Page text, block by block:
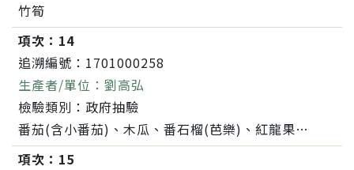
竹筍
項次： 14
追溯編號： 1701000258
生產者/單位： 劉高弘
檢驗類別： 政府抽驗
番茄(含小番茄)、木瓜、番石榴(芭樂)、紅龍果、無花果(美蓉果)、落花生、葉用甘藷(地瓜葉,甘藷葉)、南瓜(金瓜)、夏南瓜
項次： 15